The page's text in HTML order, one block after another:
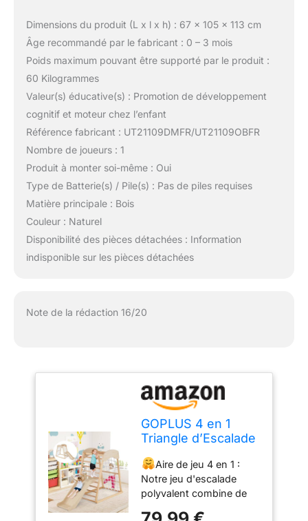
Dimensions du produit (L x l x h) : 67 x 105 x 113 cm
Âge recommandé par le fabricant : 0 – 3 mois
Poids maximum pouvant être supporté par le produit :
60 Kilogrammes
Valeur(s) éducative(s) : Promotion de développement
cognitif et moteur chez l’enfant
Référence fabricant : UT21109DMFR/UT21109OBFR
Nombre de joueurs : 1
Produit à monter soi-même : Oui
Type de Batterie(s) / Pile(s) : Pas de piles requises
Matière principale : Bois
Couleur : Naturel
Disponibilité des pièces détachées : Information
indisponible sur les pièces détachées
Note de la rédaction 16/20
GOPLUS 4 en 1
Triangle d’Escalade
Triangle Escalade
avec Toboggan et
Filet d’Escalade Aire
de Jeux Montesorri,
Aire de jeu 4 en 1 :
Notre jeu d'escalade
polyvalent combine de